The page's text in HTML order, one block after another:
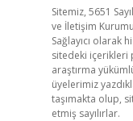
Sitemiz, 5651
ve İletişim
Sağlayıcı olarak
sitedeki içerikleri
araştırma
üyelerimiz
taşımakta olup,
etmiş sayılırlar.